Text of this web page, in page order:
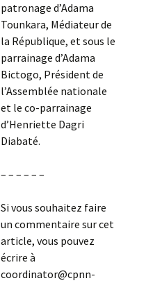
patronage d’Adama
Tounkara, Médiateur de
la République, et sous le
parrainage d’Adama
Bictogo, Président de
l’Assemblée nationale
et le co-parrainage
d’Henriette Dagri
Diabaté.
– – – – – –
Si vous souhaitez faire
un commentaire sur cet
article, vous pouvez
écrire à
coordinator@cpnn-